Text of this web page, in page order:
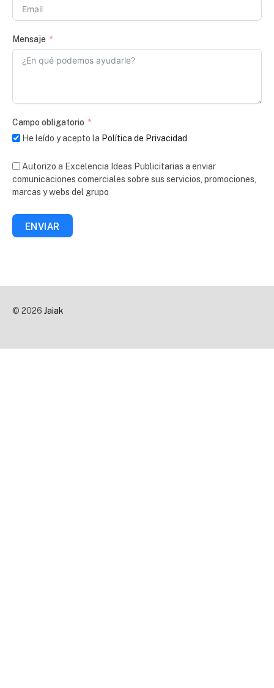
Mensaje
Campo obligatorio
He leído y acepto la Política de Privacidad
Autorizo a Excelencia Ideas Publicitarias a enviar
comunicaciones comerciales sobre sus servicios, promociones,
marcas y webs del grupo
ENVIAR
© 2026 Jaiak